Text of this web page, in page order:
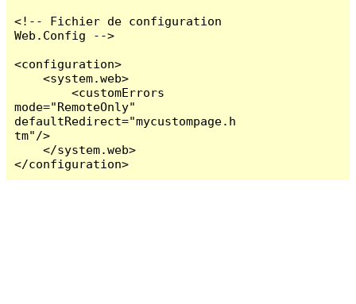
<!-- Fichier de configuration
Web.Config -->
<configuration>
    <system.web>
        <customErrors
mode="RemoteOnly"
defaultRedirect="mycustompage.h
tm"/>
    </system.web>
</configuration>